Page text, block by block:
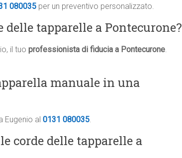
080035 per un preventivo personalizzato.
tapparelle a Pontecurone?
il tuo professionista di fiducia a Pontecurone.
manuale in una
Eugenio al 0131 080035.
corde delle tapparelle a